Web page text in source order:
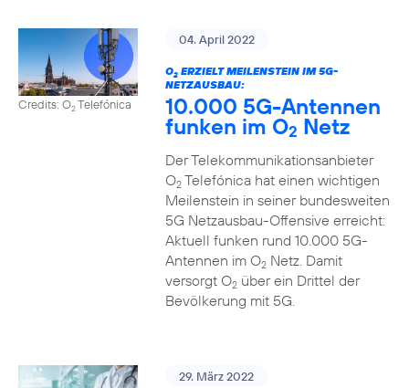
Credits: O2Telefónica
04. April 2022
O2ERZIELT MEILENSTEIN IM 5G-
NETZAUSBAU:
10.000 5G-Antennen
funken im O2 Netz
Der Telekommunikationsanbieter
O2Telefónica hat einen wichtigen
Meilenstein in seiner bundesweiten
5G Netzausbau-Offensive erreicht:
Aktuell funken rund 10.000 5G-
Antennen im O2Netz. Damit
versorgt O2über ein Drittel der
Bevölkerung mit 5G.
29. März 2022